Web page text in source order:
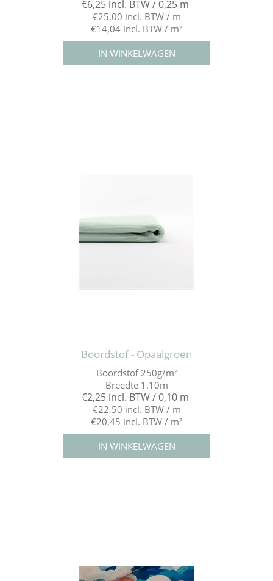
€6,25 incl. BTW / 0,25 m
€25,00 incl. BTW / m
€14,04 incl. BTW / m²
Boordstof - Opaalgroen
Boordstof 250g/m²
Breedte 1.10m
€2,25 incl. BTW / 0,10 m
€22,50 incl. BTW / m
€20,45 incl. BTW / m²